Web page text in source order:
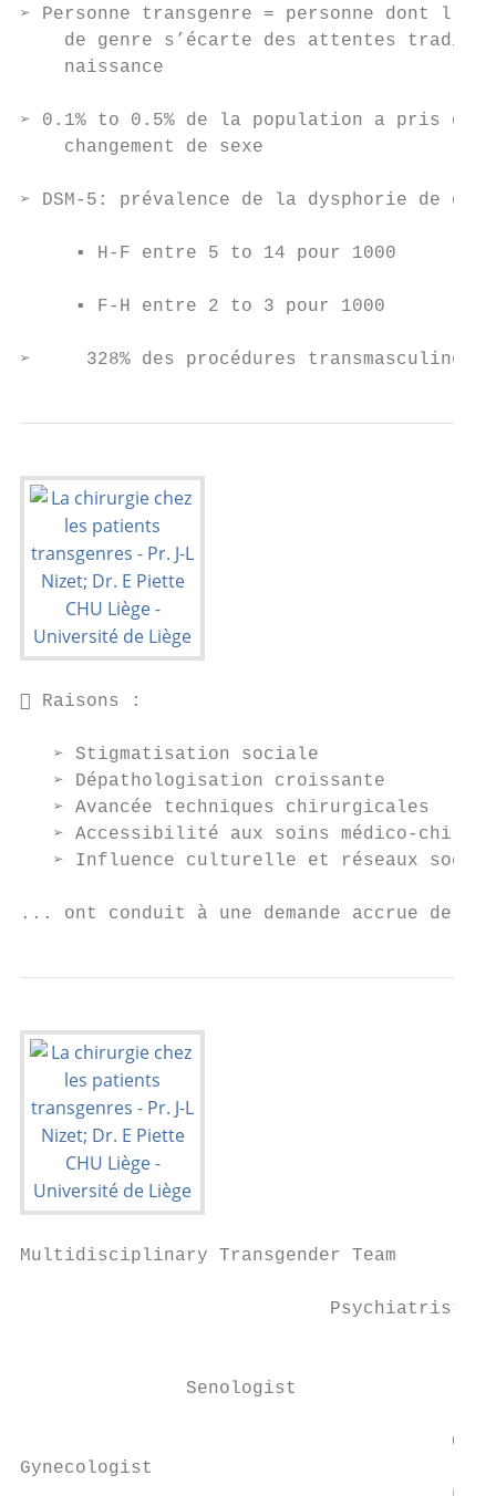
➢ Personne transgenre = personne dont
de genre s’écarte des attentes
    naissance
➢ 0.1% to 0.5% de la population a pris
    changement de sexe
➢ DSM-5: prévalence de la dysphorie de
     ▪ H-F entre 5 to 14 pour 1000
     ▪ F-H entre 2 to 3 pour 1000
➢     328% des procédures transmasculines
 Raisons :
   ➢ Stigmatisation sociale
   ➢ Dépathologisation croissante
   ➢ Avancée techniques chirurgicales
➢ Accessibilité aux soins médico-
➢ Influence culturelle et réseaux
... ont conduit à une demande accrue de
Multidisciplinary Transgender Team
                            Psychiatrist
               Senologist
Gynecologist